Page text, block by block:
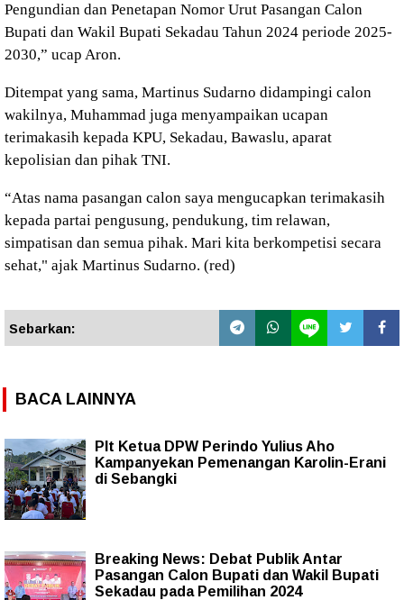
Pengundian dan Penetapan Nomor Urut Pasangan Calon
Bupati dan Wakil Bupati Sekadau Tahun 2024 periode 2025-
2030,” ucap Aron.
Ditempat yang sama, Martinus Sudarno didampingi calon
wakilnya, Muhammad juga menyampaikan ucapan
terimakasih kepada KPU, Sekadau, Bawaslu, aparat
kepolisian dan pihak TNI.
“Atas nama pasangan calon saya mengucapkan terimakasih
kepada partai pengusung, pendukung, tim relawan,
simpatisan dan semua pihak. Mari kita berkompetisi secara
sehat," ajak Martinus Sudarno. (red)
Sebarkan:
BACA LAINNYA
Plt Ketua DPW Perindo Yulius Aho
Kampanyekan Pemenangan Karolin-Erani
di Sebangki
Breaking News: Debat Publik Antar
Pasangan Calon Bupati dan Wakil Bupati
Sekadau pada Pemilihan 2024